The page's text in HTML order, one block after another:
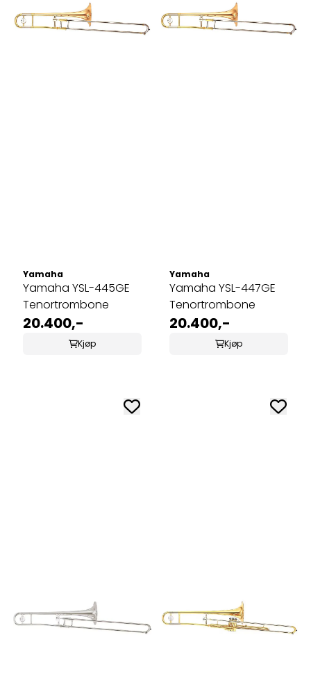
Yamaha
Yamaha YSL-445GE
Tenortrombone
20.400,-
Kjøp
Yamaha
Yamaha YSL-447GE
Tenortrombone
20.400,-
Kjøp